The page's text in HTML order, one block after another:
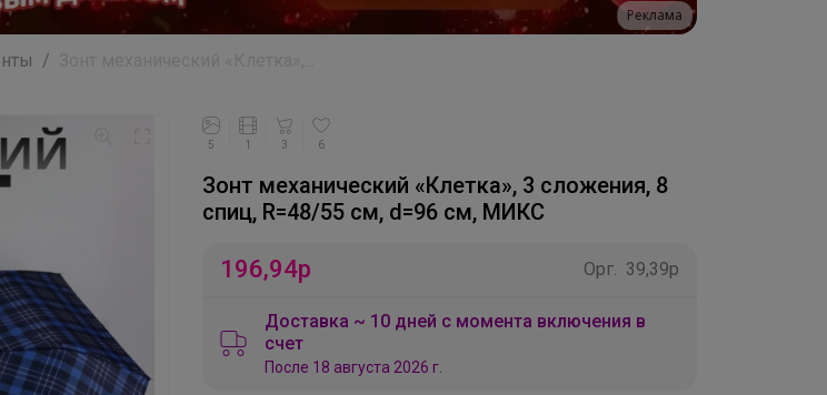
Реклама
5 1 3 6
Зонт механический «Клетка», 3 сложения, 8
спиц, R=48/55 см, d=96 см, МИКС
196,94р Орг. 39,39р
Доставка ~ 10 дней с момента включения в
счет
После 18 августа 2026 г.